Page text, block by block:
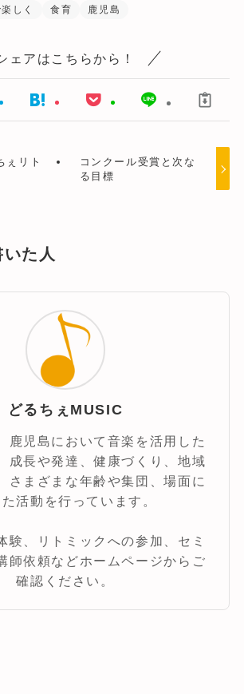
しく 食育 鹿児島
ェアはこちらから！
ぇリト
コンクール受賞と次な
る目標
た人
どるちぇMUSIC
鹿児島において音楽を活用した
成長や発達、健康づくり、地域
さまざまな年齢や集団、場面に
活動を行っています。
験、リトミックへの参加、セミ
師依頼などホームページからご
確認ください。